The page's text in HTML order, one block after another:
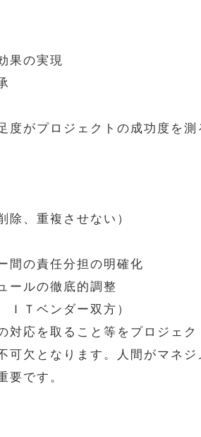
果の実現
度がプロジェクトの成功度を
除、重複させない）
間の責任分担の明確化
ールの徹底的調整
ＩＴベンダー双方）
対応を取ること等をプロジェ
欠となります。人間がマネ
要です。